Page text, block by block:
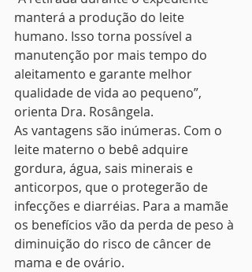
manterá a produção do leite
humano. Isso torna possível a
manutenção por mais tempo do
aleitamento e garante melhor
qualidade de vida ao pequeno”,
orienta Dra. Rosângela.
As vantagens são inúmeras. Com o
leite materno o bebê adquire
gordura, água, sais minerais e
anticorpos, que o protegerão de
infecções e diarréias. Para a mamãe
os benefícios vão da perda de peso à
diminuição do risco de câncer de
mama e de ovário.